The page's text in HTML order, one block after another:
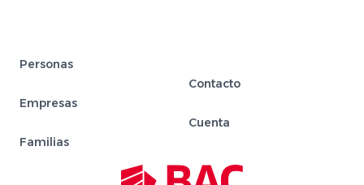
Personas
Empresas
Familias
Contacto
Cuenta